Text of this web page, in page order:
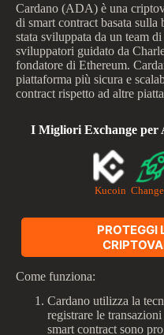
Cardano (ADA) è una
di smart contract basata
stata sviluppata da un team
sviluppatori guidato da
fondatore di Ethereum.
piattaforma più sicura e
contract rispetto ad altre
I Migliori Exchange per
Kucoin
PROTEGGI
Come funziona:
Cardano utilizza la
registrare le
smart contract sono